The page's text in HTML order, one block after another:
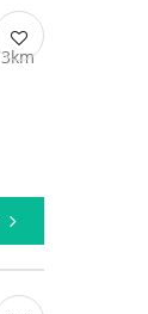
3km